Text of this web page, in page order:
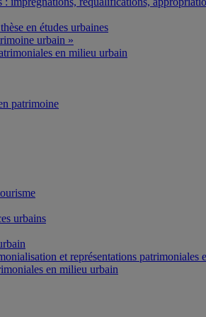
en études urbaines
urbain »
en milieu urbain
patrimoine
urbains
et représentations patrimoniales
en milieu urbain